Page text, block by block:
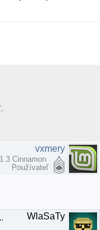
vxmery
Cinnamon
Používateľ
WlaSaTy